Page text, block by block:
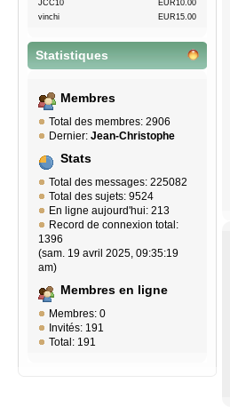
JCC10
EUR10.00
vinchi
EUR15.00
Statistiques
Membres
Total des membres: 2906
Dernier: Jean-Christophe
Stats
Total des messages: 225082
Total des sujets: 9524
En ligne aujourd'hui: 213
Record de connexion total:
1396
(sam. 19 avril 2025, 09:35:19
am)
Membres en ligne
Membres: 0
Invités: 191
Total: 191